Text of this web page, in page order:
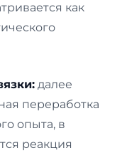
как
далее
переработка
опыта, в
реакция